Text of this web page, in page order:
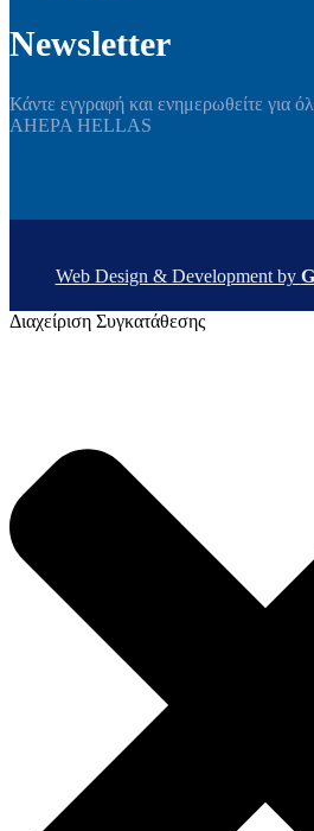
Newsletter
Κάντε εγγραφή και ενημερωθείτε για
AHEPA HELLAS
Web Design & Development by
Διαχείριση Συγκατάθεσης